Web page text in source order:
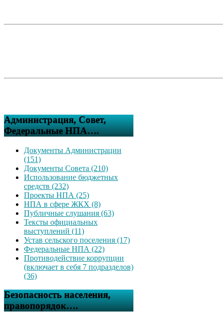
Администрация, Совет,
Федеральные НПА….
Документы Администрации
(151)
Документы Совета (210)
Использование бюджетных
средств (232)
Проекты НПА (25)
НПА в сфере ЖКХ (8)
Публичные слушания (63)
Тексты официальных
выступлений (11)
Устав сельского поселения (17)
Федеральные НПА (22)
Противодействие коррупции
(включает в себя 7 подразделов)
(36)
Безопасность населения,
правопорядок….